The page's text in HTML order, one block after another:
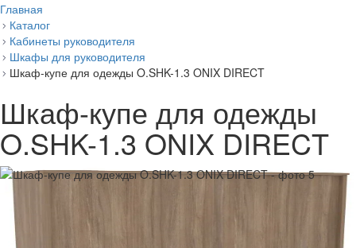
Главная
Каталог
Кабинеты руководителя
Шкафы для руководителя
Шкаф-купе для одежды O.SHK-1.3 ONIX DIRECT
Шкаф-купе для одежды
O.SHK-1.3 ONIX DIRECT